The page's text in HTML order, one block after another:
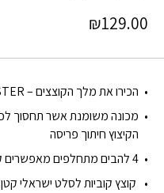
₪129.00
הכירו את מלך הקוצצים – CUBE MASTER
הקיצוץ חיתוך פריסה
4 להבים מתחלפים מאפשרים קיצוץ , חיתוך ופריסה בקלות וביעילות:
קוצץ קוביות לסלט ישראלי קטן